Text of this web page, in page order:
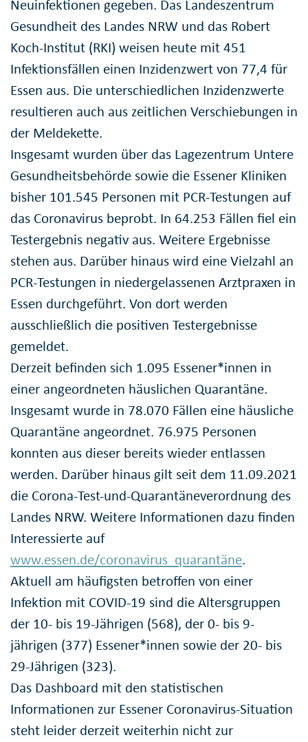
Neuinfektionen gegeben. Das Landeszentrum
Gesundheit des Landes NRW und das Robert
Koch-Institut (RKI) weisen heute mit 451
Infektionsfällen einen Inzidenzwert von 77,4 für
Essen aus. Die unterschiedlichen Inzidenzwerte
resultieren auch aus zeitlichen Verschiebungen in
der Meldekette.
Insgesamt wurden über das Lagezentrum Untere
Gesundheitsbehörde sowie die Essener Kliniken
bisher 101.545 Personen mit PCR-Testungen auf
das Coronavirus beprobt. In 64.253 Fällen fiel ein
Testergebnis negativ aus. Weitere Ergebnisse
stehen aus. Darüber hinaus wird eine Vielzahl an
PCR-Testungen in niedergelassenen Arztpraxen in
Essen durchgeführt. Von dort werden
ausschließlich die positiven Testergebnisse
gemeldet.
Derzeit befinden sich 1.095 Essener*innen in
einer angeordneten häuslichen Quarantäne.
Insgesamt wurde in 78.070 Fällen eine häusliche
Quarantäne angeordnet. 76.975 Personen
konnten aus dieser bereits wieder entlassen
werden. Darüber hinaus gilt seit dem 11.09.2021
die Corona-Test-und-Quarantäneverordnung des
Landes NRW. Weitere Informationen dazu finden
Interessierte auf
www.essen.de/coronavirus_quarantäne.
Aktuell am häufigsten betroffen von einer
Infektion mit COVID-19 sind die Altersgruppen
der 10- bis 19-Jährigen (568), der 0- bis 9-
jährigen (377) Essener*innen sowie der 20- bis
29-Jährigen (323).
Das Dashboard mit den statistischen
Informationen zur Essener Coronavirus-Situation
steht leider derzeit weiterhin nicht zur